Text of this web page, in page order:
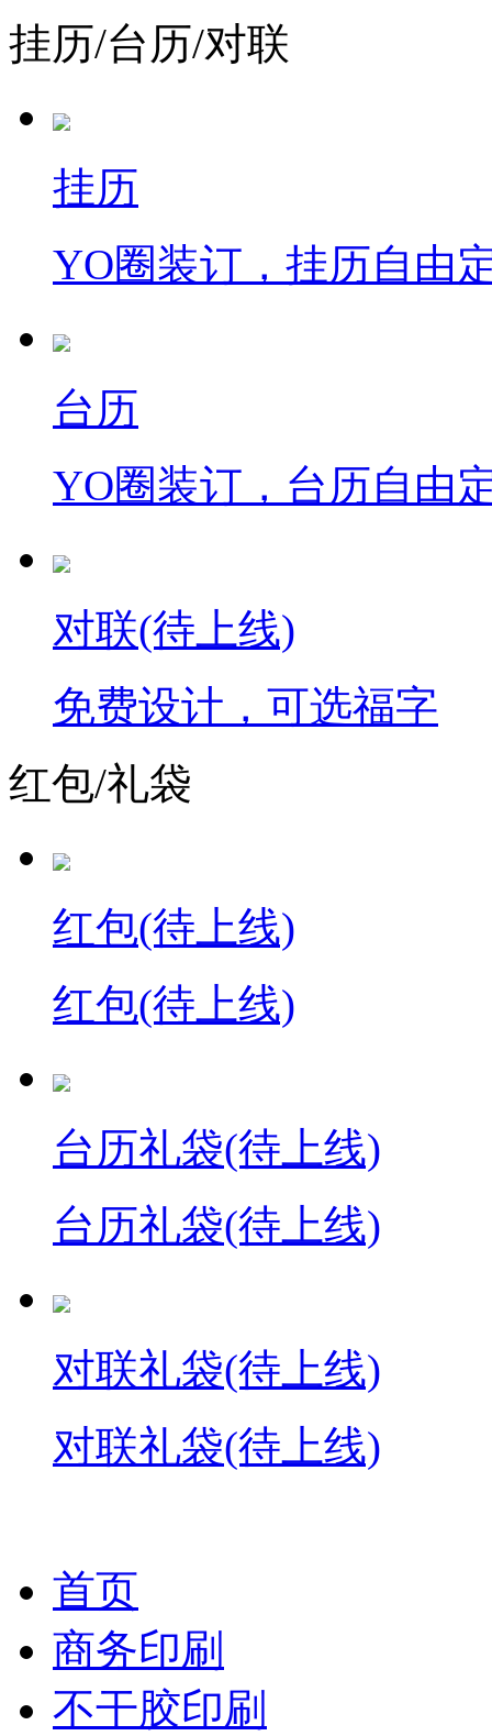
挂历/台历/对联
挂历
YO圈装订，挂历自由
台历
YO圈装订，台历自由
对联(待上线)
免费设计，可选福字
红包/礼袋
红包(待上线)
红包(待上线)
台历礼袋(待上线)
台历礼袋(待上线)
对联礼袋(待上线)
对联礼袋(待上线)
首页
商务印刷
不干胶印刷